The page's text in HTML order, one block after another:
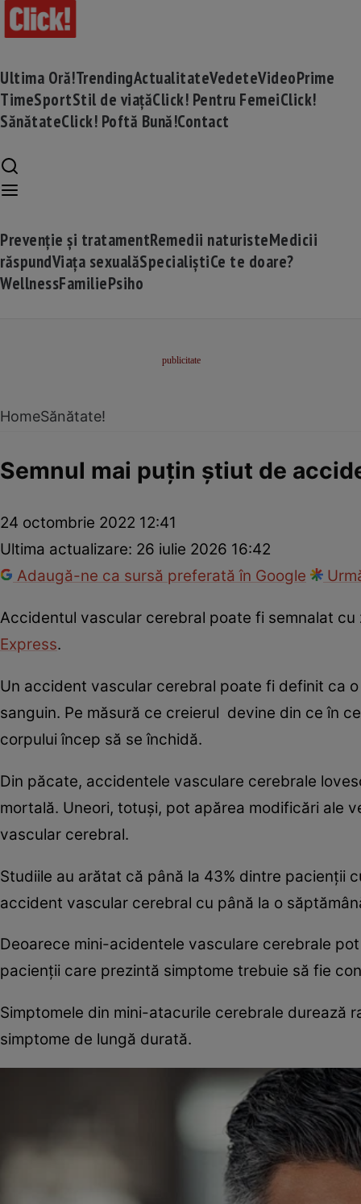
Ultima Oră!TrendingActualitateVedeteVideoPrime
TimeSportStil de viațăClick! Pentru FemeiClick!
SănătateClick! Poftă Bună!Contact
Prevenție și tratamentRemedii naturisteMedicii
răspundViața sexualăSpecialiștiCe te doare?
WellnessFamiliePsiho
HomeSănătate!
Semnul mai puțin știut de
24 octombrie 2022 12:41
Ultima actualizare: 26 iulie 2026 16:42
Adaugă-ne ca sursă preferată în Google
Accidentul vascular cerebral poate fi semnalat cu
Express.
Un accident vascular cerebral poate fi definit ca
sanguin. Pe măsură ce creierul devine din ce în
corpului încep să se închidă.
Din păcate, accidentele vasculare cerebrale
mortală. Uneori, totuși, pot apărea modificări ale
vascular cerebral.
Studiile au arătat că până la 43% dintre pacienții
accident vascular cerebral cu până la o
Deoarece mini-acidentele vasculare cerebrale
pacienții care prezintă simptome trebuie să fie
Simptomele din mini-atacurile cerebrale durează
simptome de lungă durată.